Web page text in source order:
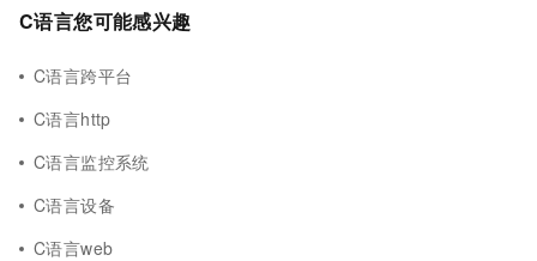
C语言您可能感兴趣
C语言跨平台
C语言http
C语言监控系统
C语言设备
C语言web